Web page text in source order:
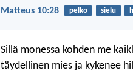
Matteus 10:28 pelko sielu
Sillä monessa kohden me
täydellinen mies ja kykenee